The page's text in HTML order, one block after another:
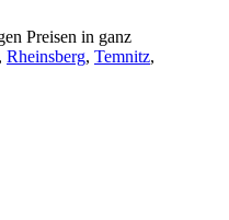
Preisen in ganz
, Rheinsberg, Temnitz,